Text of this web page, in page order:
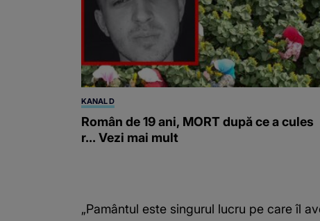
KANAL D
Român de 19 ani, MORT după ce a cules
r... Vezi mai mult
„Pamântul este singurul lucru pe care îl